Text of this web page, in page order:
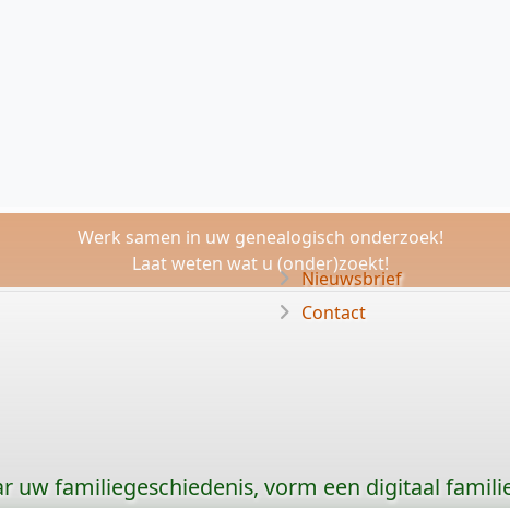
Werk samen in uw genealogisch onderzoek!
Laat weten wat u (onder)zoekt!
Nieuwsbrief
Contact
uw familiegeschiedenis, vorm een digitaal